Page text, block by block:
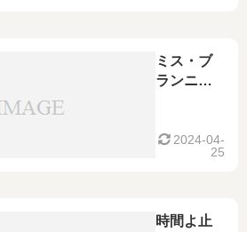
ミス・ブ
ランニュ
BRAND-
2024-04-
25
時間よ止